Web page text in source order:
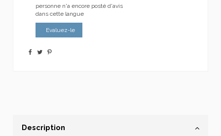
personne n'a encore posté d'avis
dans cette langue
Evaluez-le
Description